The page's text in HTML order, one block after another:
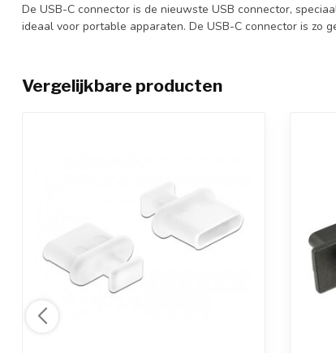
De USB-C connector is de nieuwste USB connector,
ideaal voor portable apparaten. De USB-C connector is zo
Vergelijkbare producten